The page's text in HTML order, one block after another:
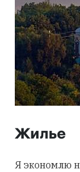
Жилье
Я экономлю